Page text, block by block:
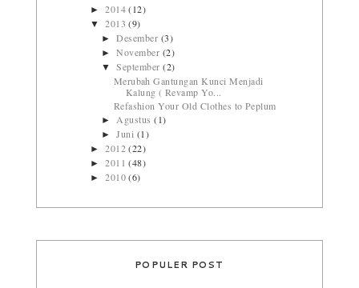
►2014(12)
▼2013(9)
►Desember (3)
►November (2)
▼September(2)
Merubah Gantungan Kunci Menjadi
Kalung ( Revamp Yo...
Refashion Your Old Clothes to Peplum
►Agustus(1)
►Juni (1)
►2012(22)
►2011(48)
►2010(6)
POPULER POST